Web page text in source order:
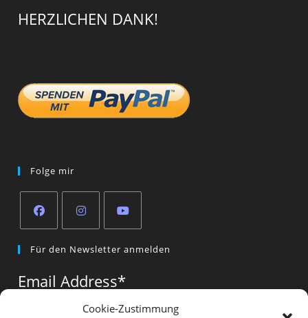
Cookie-Zustimmung
HERZLICHEN DANK!
Folge mir
in
new
in
new
in
new
tab
Für den Newsletter anmelden
Email Address*